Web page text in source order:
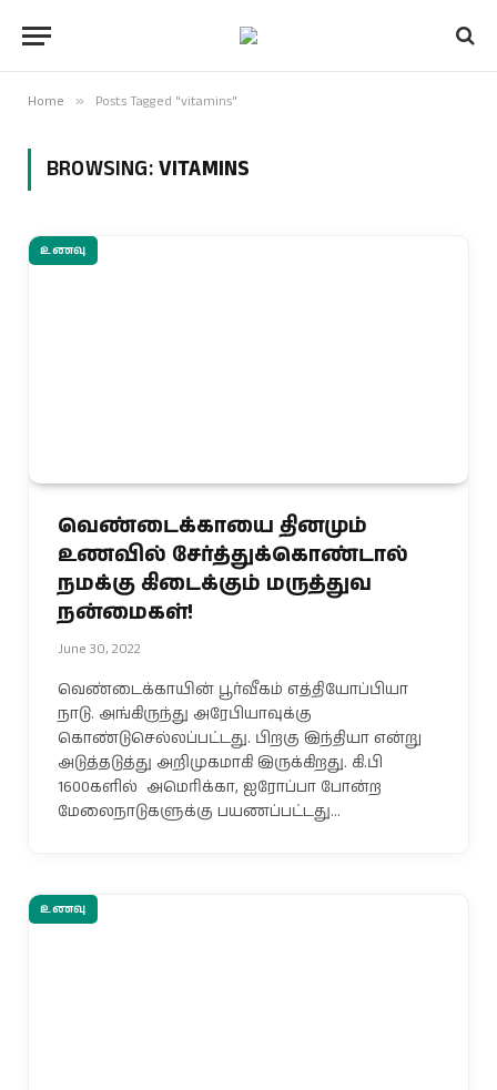
Home » Posts Tagged "vitamins"
BROWSING:VITAMINS
உணவு
வெண்டைக்காயை தினமும்
உணவில் சேர்த்துக்கொண்டால்
நமக்கு கிடைக்கும் மருத்துவ
நன்மைகள்!
June 30, 2022
வெண்டைக்காயின் பூர்வீகம் எத்தியோப்பியா
நாடு. அங்கிருந்து அரேபியாவுக்கு
கொண்டுசெல்லப்பட்டது. பிறகு இந்தியா என்று
அடுத்தடுத்து அறிமுகமாகி இருக்கிறது. கி.பி
1600களில் அமெரிக்கா, ஐரோப்பா போன்ற
மேலைநாடுகளுக்கு பயணப்பட்டது…
உணவு